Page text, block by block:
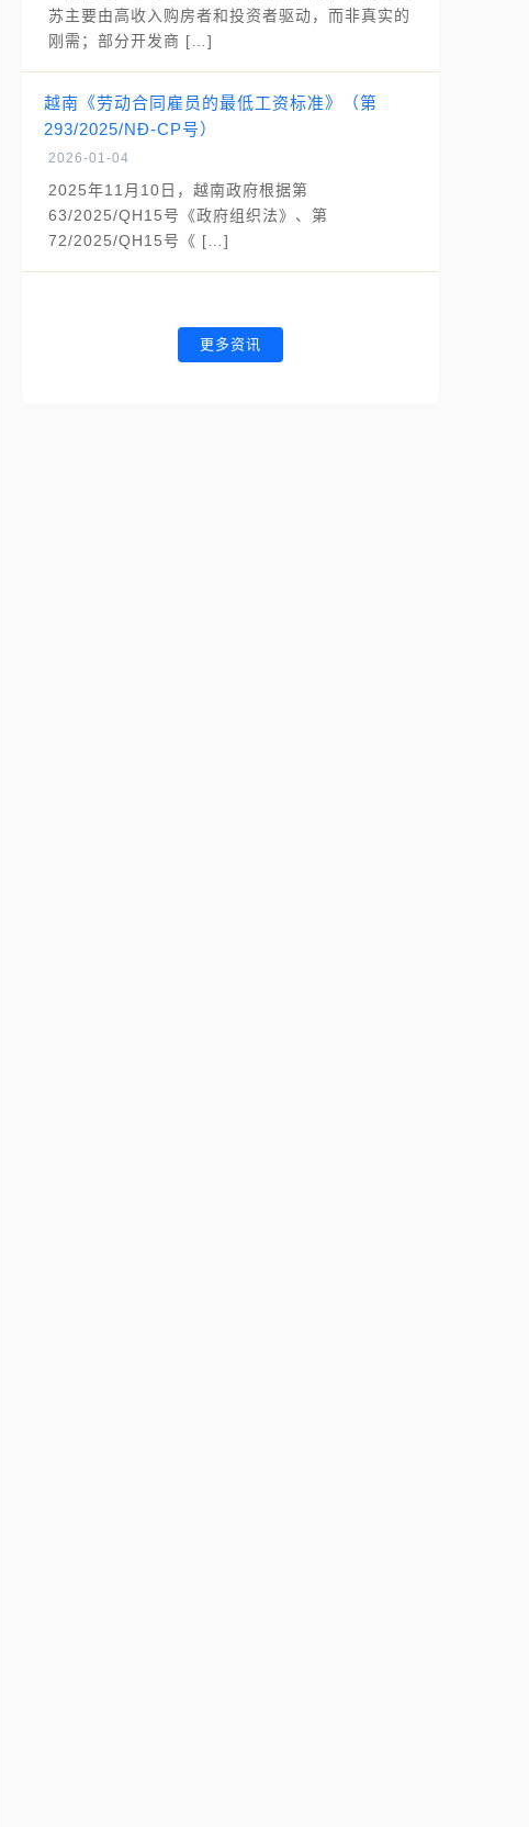
苏主要由高收入购房者和投资者驱动，而非真实的
刚需；部分开发商 […]
越南《劳动合同雇员的最低工资标准》（第
293/2025/NĐ-CP号）
2026-01-04
2025年11月10日，越南政府根据第
63/2025/QH15号《政府组织法》、第
72/2025/QH15号《 […]
更多资讯